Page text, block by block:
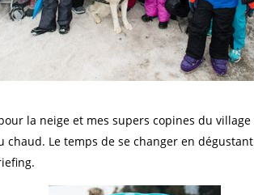
la neige et mes supers copines du
Le temps de se changer en